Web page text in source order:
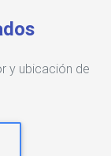
y ubicación de